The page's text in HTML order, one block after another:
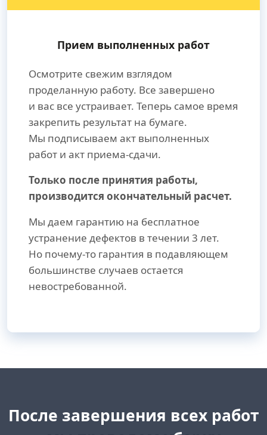
Прием выполненных работ
Осмотрите свежим взглядом
проделанную работу. Все завершено
и вас все устраивает. Теперь самое время
закрепить результат на бумаге.
Мы подписываем акт выполненных
работ и акт приема-сдачи.
Только после принятия работы,
производится окончательный расчет.
Мы даем гарантию на бесплатное
устранение дефектов в течении 3 лет.
Но почему-то гарантия в подавляющем
большинстве случаев остается
невостребованной.
После завершения всех работ